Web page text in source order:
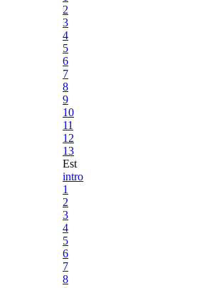
2
3
4
5
6
7
8
9
10
11
12
13
Est
intro
1
2
3
4
5
6
7
8